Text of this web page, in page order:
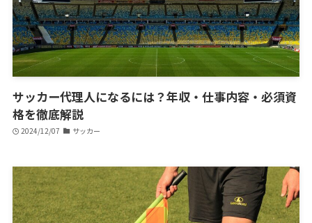
サッカー代理人になるには？年収・仕事内容・必須資
格を徹底解説
2024/12/07 サッカー